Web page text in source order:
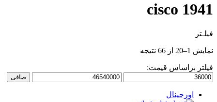
cisco 1941
فیلـتر
نمایش 1–20 از 66 نتیجه
فیلتر براساس قیمت:
حداقل
حداكثر
صافی
اورجینال